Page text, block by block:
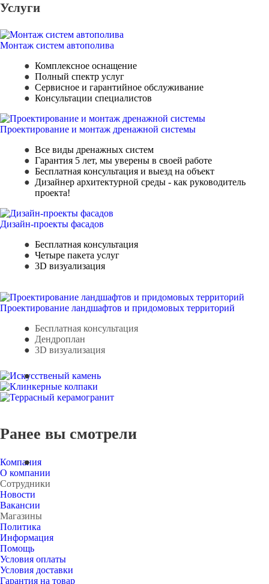
Услуги
Монтаж систем автополива
Комплексное оснащение
Полный спектр услуг
Сервисное и гарантийное обслуживание
Консультации специалистов
Проектирование и монтаж дренажной системы
Все виды дренажных систем
Гарантия 5 лет, мы уверены в своей работе
Бесплатная консультация и выезд на объект
Дизайнер архитектурной среды - как руководитель
проекта!
Дизайн-проекты фасадов
Бесплатная консультация
Четыре пакета услуг
3D визуализация
Проектирование ландшафтов и придомовых территорий
Бесплатная консультация
Дендроплан
3D визуализация
Ранее вы смотрели
Компания
О компании
Сотрудники
Новости
Вакансии
Магазины
Политика
Информация
Помощь
Условия оплаты
Условия доставки
Гарантия на товар